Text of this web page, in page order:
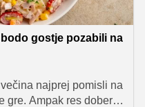
gostje pozabili na
najprej pomisli na
gre. Ampak res dober